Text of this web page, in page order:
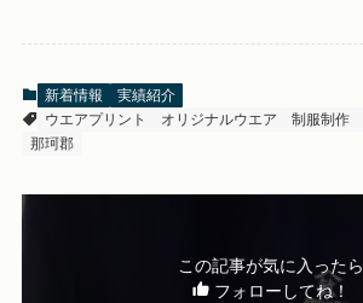
新着情報
実績紹介
ウエアプリント
オリジナルウエア 制服制作
那珂郡
この記事が気に入ったら
フォローしてね！